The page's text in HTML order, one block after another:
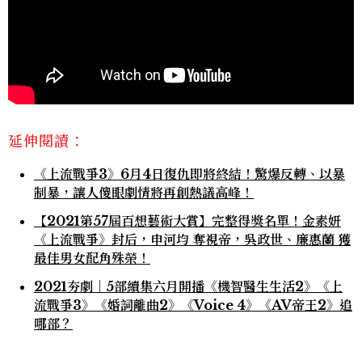
延伸閱讀：
《上流戰爭3》6月4日復仇即將終結！驚爆反轉、以暴
制暴，讓人傻眼劇情將再創熱議高峰！
【2021第57屆百想藝術大賞】完整得獎名單！金素妍
《上流戰爭》封后，申河均 奪視帝，吳政世、廉惠蘭 獲
最佳男女配角殊榮！
2021夯劇｜5部續集六月開播《機智醫生生活2》《上
流戰爭3》《婚詞離曲2》《Voice 4》《AV帝王2》追
哪部？